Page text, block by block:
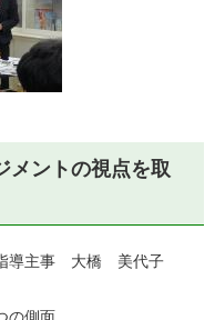
メントの視点を取
導主事 大橋 美代子